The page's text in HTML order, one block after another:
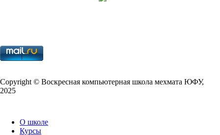
Copy­right © Воскресная компьютерная школа мехмата ЮФУ,
2025
О школе
Курсы